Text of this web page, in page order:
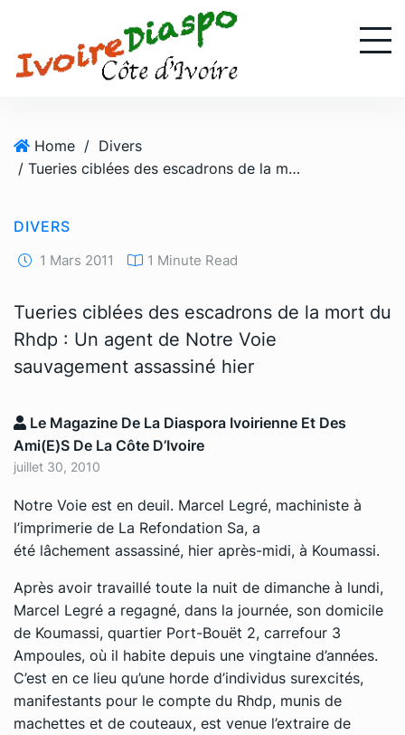
Home / Divers
/ Tueries ciblées des escadrons de la mort du Rhdp : Un agent de Notre Voie sauvagement assassiné hier
DIVERS
1 Mars 2011 1 Minute Read
Tueries ciblées des escadrons de la mort du
Rhdp : Un agent de Notre Voie
sauvagement assassiné hier
Le Magazine De La Diaspora Ivoirienne Et Des
Ami(e)s De La Côte D’Ivoire
juillet 30, 2010
Notre Voie est en deuil. Marcel Legré, machiniste à
l’imprimerie de La Refondation Sa, a
été lâchement assassiné, hier après-midi, à Koumassi.
Après avoir travaillé toute la nuit de dimanche à lundi,
Marcel Legré a regagné, dans la journée, son domicile
de Koumassi, quartier Port-Bouët 2, carrefour 3
Ampoules, où il habite depuis une vingtaine d’années.
C’est en ce lieu qu’une horde d’individus surexcités,
manifestants pour le compte du Rhdp, munis de
machettes et de couteaux, est venue l’extraire de